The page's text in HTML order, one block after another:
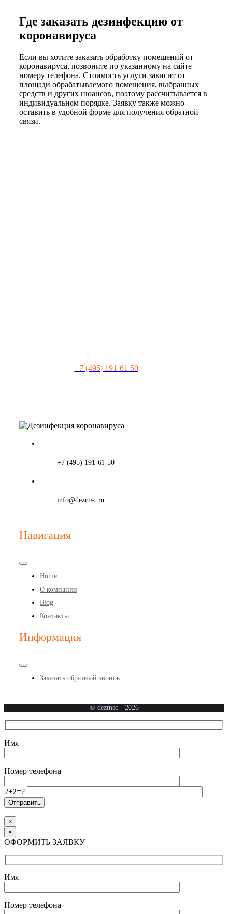
Где заказать дезинфекцию от
коронавируса
Если вы хотите заказать обработку помещений от
коронавируса, позвоните по указанному на сайте
номеру телефона. Стоимость услуги зависит от
площади обрабатываемого помещения, выбранных
средств и других нюансов, поэтому рассчитывается в
индивидуальном порядке. Заявку также можно
оставить в удобной форме для получения обратной
связи.
+7 (495) 191-61-50
+7 (495) 191-61-50
info@dezmsc.ru
Навигация
Toggle
Navigation
Home
О компании
Blog
Контакты
Информация
Toggle
NavigationЗаказать обратный звонок
© dezmsc - 2026
Имя
Номер телефона
2+2=?
×
×
ОФОРМИТЬ ЗАЯВКУ
Имя
Номер телефона